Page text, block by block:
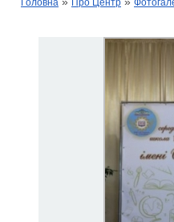
Головна Про Центр